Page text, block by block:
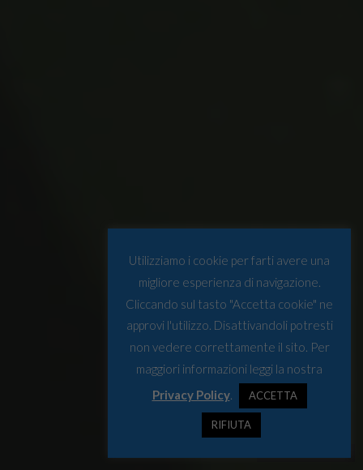
Utilizziamo i cookie per farti avere una
migliore esperienza di navigazione.
Cliccando sul tasto "Accetta cookie" ne
approvi l'utilizzo. Disattivandoli potresti
non vedere correttamente il sito. Per
maggiori informazioni leggi la nostra
Privacy Policy. ACCETTA
RIFIUTA